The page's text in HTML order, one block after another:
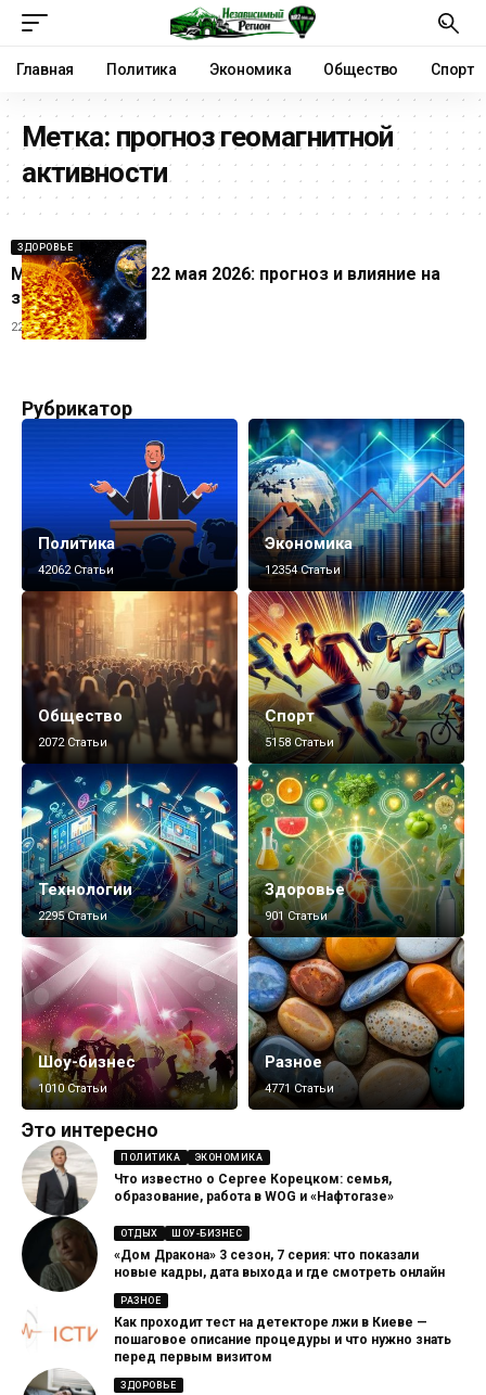
Главная Политика Экономика Общество Спорт
Метка: прогноз геомагнитной
активности
ЗДОРОВЬЕ
Магнитная буря 22 мая 2026: прогноз и влияние на
здоровье
22.05.2026
Рубрикатор
Политика
42062 Статьи
Экономика
12354 Статьи
Общество
2072 Статьи
Спорт
5158 Статьи
Технологии
2295 Статьи
Здоровье
901 Статьи
Шоу-бизнес
1010 Статьи
Разное
4771 Статьи
Это интересно
ПОЛИТИКА ЭКОНОМИКА
Что известно о Сергее Корецком: семья,
образование, работа в WOG и «Нафтогазе»
ОТДЫХ ШОУ-БИЗНЕС
«Дом Дракона» 3 сезон, 7 серия: что показали
новые кадры, дата выхода и где смотреть онлайн
РАЗНОЕ
Как проходит тест на детекторе лжи в Киеве —
пошаговое описание процедуры и что нужно знать
перед первым визитом
ЗДОРОВЬЕ